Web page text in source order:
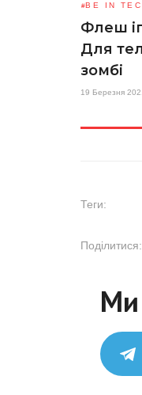
BE IN
Флеш
Для
зомбі
19 Березня
Теги:
Поділитися:
Ми